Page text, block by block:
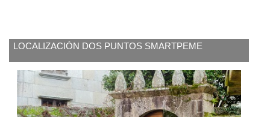
LOCALIZACIÓN DOS PUNTOS SMARTPEME